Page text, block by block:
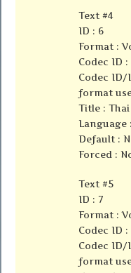
Text #4
ID : 6
Format :
Codec ID :
Codec
format
Title : Thai
Language
Default :
Forced :
Text #5
ID : 7
Format :
Codec ID :
Codec
format